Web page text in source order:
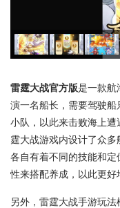
雷霆大战官方版是一款航
演一名船长，需要驾驶
小队，以此来击败海上
霆大战游戏内设计了众多
各自有着不同的技能和
性来搭配养成，以此更好
另外，雷霆大战手游玩